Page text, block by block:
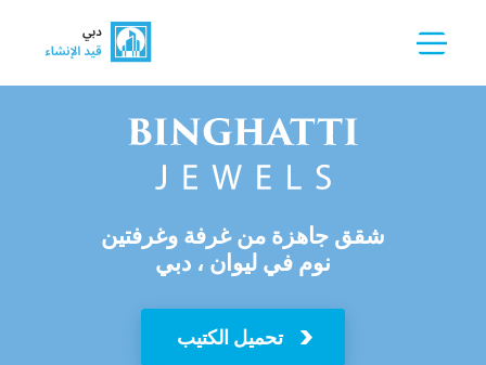
شقق جاهزة من غرفة وغرفتين
نوم في ليوان ، دبي
تحميل الكتيب